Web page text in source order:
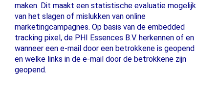
maken. Dit maakt een statistische evaluatie mogelijk
van het slagen of mislukken van online
marketingcampagnes. Op basis van de embedded
tracking pixel, de PHI Essences B.V. herkennen of en
wanneer een e-mail door een betrokkene is geopend
en welke links in de e-mail door de betrokkene zijn
geopend.